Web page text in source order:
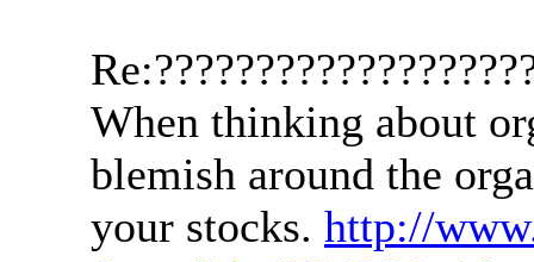
When thinking about
blemish around the
your stocks. http://